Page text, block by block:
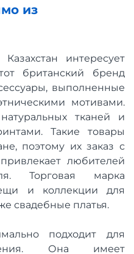
из
интересует
британский бренд
выполненные
мотивами.
тканей и
Такие товары
поэтому их заказ с
любителей
Торговая марка
и коллекции для
свадебные платья.
подходит для
Она имеет